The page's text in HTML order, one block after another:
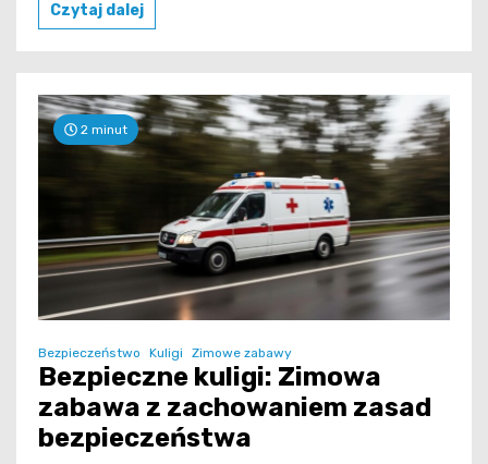
Czytaj dalej
2 minut
Bezpieczeństwo Kuligi Zimowe zabawy
Bezpieczne kuligi: Zimowa
zabawa z zachowaniem zasad
bezpieczeństwa